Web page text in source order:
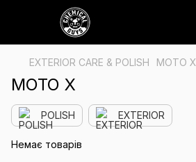
EXTERIOR CARE & POLISH MOTO X
MOTO X
POLISH EXTERIOR
Немає товарів